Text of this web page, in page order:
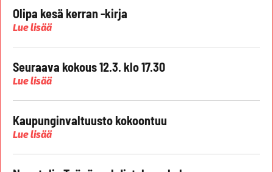
Olipa kesä kerran -kirja
Lue lisää
Seuraava kokous 12.3. klo 17.30
Lue lisää
Kaupunginvaltuusto kokoontuu
Lue lisää